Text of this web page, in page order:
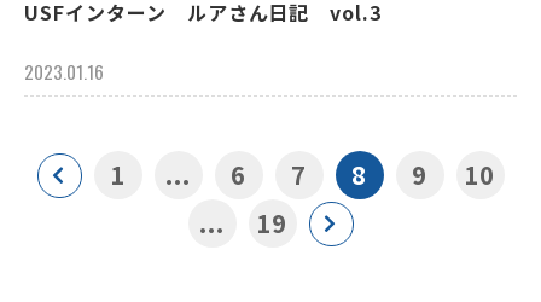
USFインターン ルアさん日記 vol.3
2023.01.16
1 ... 6 7 8 9
10
...
19